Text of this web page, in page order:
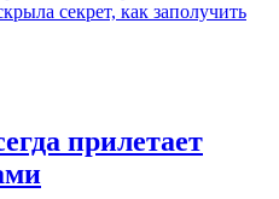
секрет, как заполучить
прилетает